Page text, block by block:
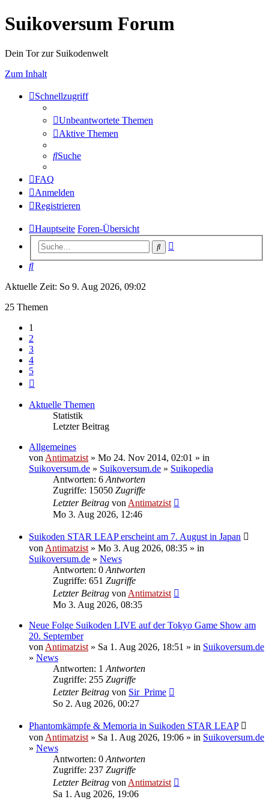
Suikoversum Forum
Dein Tor zur Suikodenwelt
Zum Inhalt
Schnellzugriff
Unbeantwortete Themen
Aktive Themen
Suche
FAQ
Anmelden
Registrieren
Hauptseite Foren-Übersicht
Suche
Suche
Aktuelle Zeit: So 9. Aug 2026, 09:02
25 Themen
1
2
3
4
5
Aktuelle Themen
Statistik
Letzter Beitrag
Allgemeines
vonAntimatzist» Mo 24. Nov 2014, 02:01 » in
Suikoversum.de » Suikoversum.de » Suikopedia
Antworten: 6Antworten
Zugriffe: 15050 Zugriffe
Letzter Beitrag vonAntimatzist
Mo 3. Aug 2026, 12:46
Suikoden STAR LEAP erscheint am 7. August in Japan
vonAntimatzist» Mo 3. Aug 2026, 08:35 » in
Suikoversum.de » News
Antworten: 0Antworten
Zugriffe: 651 Zugriffe
Letzter Beitrag vonAntimatzist
Mo 3. Aug 2026, 08:35
Neue Folge Suikoden LIVE auf der Tokyo Game Show am
20. September
vonAntimatzist» Sa 1. Aug 2026, 18:51 » in Suikoversum.de
» News
Antworten: 1Antworten
Zugriffe: 255 Zugriffe
Letzter Beitrag von Sir_Prime
So 2. Aug 2026, 00:27
Phantomkämpfe & Memoria in Suikoden STAR LEAP
vonAntimatzist» Sa 1. Aug 2026, 19:06 » in Suikoversum.de
» News
Antworten: 0Antworten
Zugriffe: 237 Zugriffe
Letzter Beitrag vonAntimatzist
Sa 1. Aug 2026, 19:06